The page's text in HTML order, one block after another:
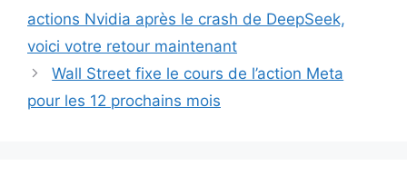
actions Nvidia après le crash de DeepSeek,
voici votre retour maintenant
Wall Street fixe le cours de l’action Meta
pour les 12 prochains mois